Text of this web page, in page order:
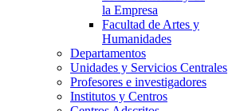
la Empresa
Facultad de Artes y
Humanidades
Departamentos
Unidades y Servicios Centrales
Profesores e investigadores
Institutos y Centros